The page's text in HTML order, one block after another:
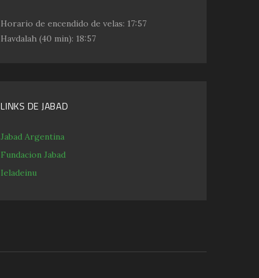
Horario de encendido de velas: 17:57
Havdalah (40 min): 18:57
LINKS DE JABAD
Jabad Argentina
Fundacion Jabad
Ieladeinu